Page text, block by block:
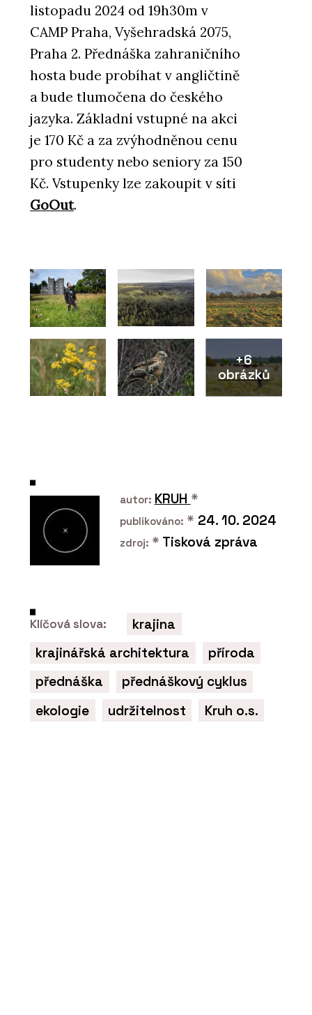
listopadu 2024 od 19h30m v
CAMP Praha, Vyšehradská 2075,
Praha 2. Přednáška zahraničního
hosta bude probíhat v angličtině
a bude tlumočena do českého
jazyka. Základní vstupné na akci
je 170 Kč a za zvýhodněnou cenu
pro studenty nebo seniory za 150
Kč. Vstupenky lze zakoupit v síti
GoOut.
+6
obrázků
autor: KRUH *
publikováno: * 24. 10. 2024
zdroj: * Tisková zpráva
Klíčová slova:
krajina
krajinářská architektura
příroda
přednáška
přednáškový cyklus
ekologie
udržitelnost Kruh o.s.